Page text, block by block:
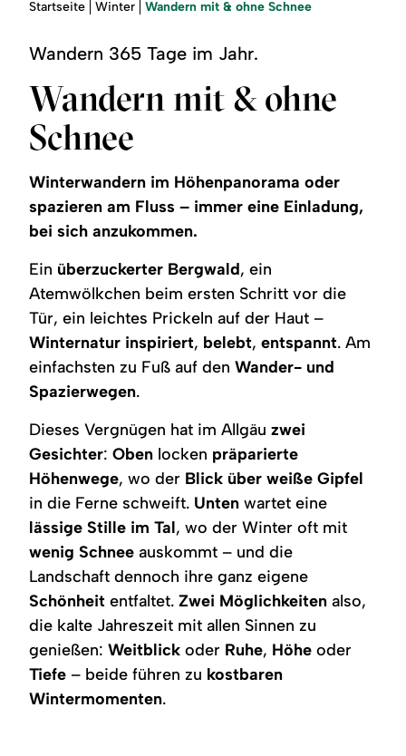
Region
Service
Sie
Startseite Winter Wandern mit & ohne Schnee
Wandern 365 Tage im Jahr.
Wandern mit & ohne
Schnee
Winterwandern im Höhenpanorama oder
spazieren am Fluss – immer eine Einladung,
bei sich anzukommen.
Ein überzuckerter Bergwald, ein
Atemwölkchen beim ersten Schritt vor die
Tür, ein leichtes Prickeln auf der Haut –
Winternatur inspiriert, belebt,entspannt. Am
einfachsten zu Fuß auf denWander- und
Spazierwegen.
Dieses Vergnügen hat im Allgäuzwei
Gesichter:Oben locken präparierte
Höhenwege, wo der Blick über weiße Gipfel
in die Ferne schweift. Unten wartet eine
lässige Stille im Tal, wo der Winter oft mit
wenig Schnee auskommt – und die
Landschaft dennoch ihre ganz eigene
Schönheit entfaltet.Zwei Möglichkeiten also,
die kalte Jahreszeit mit allen Sinnen zu
genießen:Weitblick oder Ruhe, Höhe oder
Tiefe – beide führen zu kostbaren
Wintermomenten.